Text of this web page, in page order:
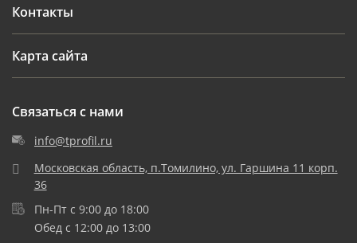
Контакты
Карта сайта
Связаться с нами
info@tprofil.ru
Московская область, п.Томилино, ул. Гаршина 11 корп.
36
Пн-Пт с 9:00 до 18:00
Обед с 12:00 до 13:00